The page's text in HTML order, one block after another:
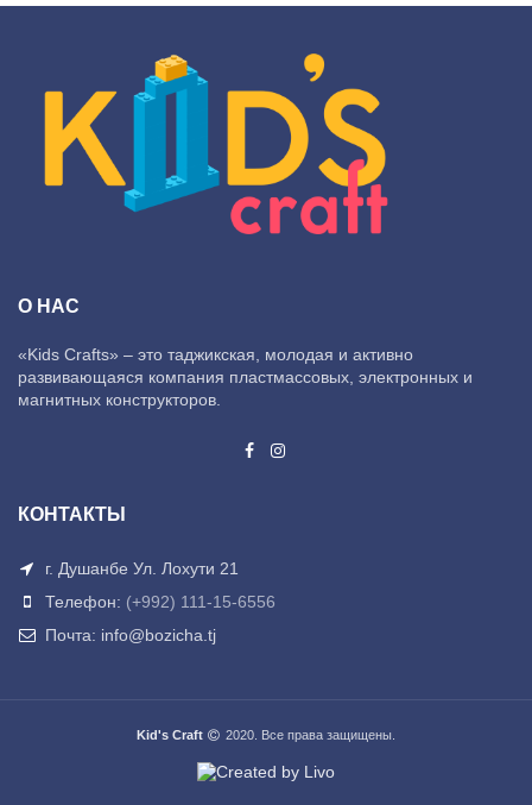
О НАС
«Kids Crafts» – это таджикская, молодая и активно
развивающаяся компания пластмассовых, электронных и
магнитных конструкторов.
КОНТАКТЫ
г. Душанбе Ул. Лохути 21
Телефон: (+992) 111-15-6556
Почта: info@bozicha.tj
Kid's Craft 2020. Все права защищены.